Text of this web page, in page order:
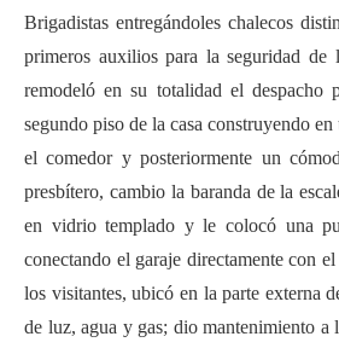
Brigadistas entregándoles chalecos
primeros auxilios para la seguridad de
remodeló en su totalidad el despacho
segundo piso de la casa construyendo
el comedor y posteriormente un
presbítero, cambio la baranda de la
en vidrio templado y le colocó una
conectando el garaje directamente con
los visitantes, ubicó en la parte externa
de luz, agua y gas; dio mantenimiento a